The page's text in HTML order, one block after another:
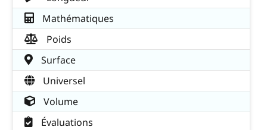
Mathématiques
Poids
Surface
Universel
Volume
Évaluations